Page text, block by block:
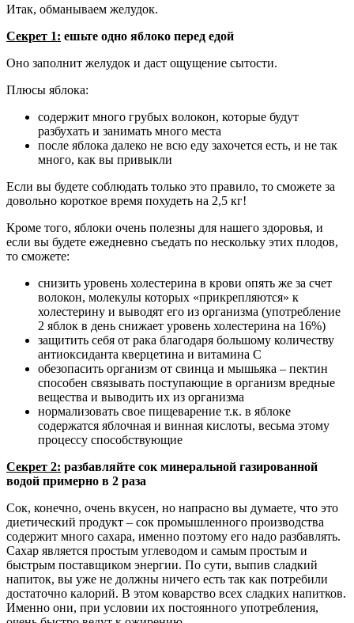
Итак, обманываем желудок.
Секрет 1: ешьте одно яблоко перед едой
Оно заполнит желудок и даст ощущение сытости.
Плюсы яблока:
содержит много грубых волокон, которые будут
разбухать и занимать много места
после яблока далеко не всю еду захочется есть, и не так
много, как вы привыкли
Если вы будете соблюдать только это правило, то сможете за
довольно короткое время похудеть на 2,5 кг!
Кроме того, яблоки очень полезны для нашего здоровья, и
если вы будете ежедневно съедать по нескольку этих плодов,
то сможете:
снизить уровень холестерина в крови опять же за счет
волокон, молекулы которых «прикрепляются» к
холестерину и выводят его из организма (употребление
2 яблок в день снижает уровень холестерина на 16%)
защитить себя от рака благодаря большому количеству
антиоксиданта кверцетина и витамина С
обезопасить организм от свинца и мышьяка – пектин
способен связывать поступающие в организм вредные
вещества и выводить их из организма
нормализовать свое пищеварение т.к. в яблоке
содержатся яблочная и винная кислоты, весьма этому
процессу способствующие
Секрет 2: разбавляйте сок минеральной газированной
водой примерно в 2 раза
Сок, конечно, очень вкусен, но напрасно вы думаете, что это
диетический продукт – сок промышленного производства
содержит много сахара, именно поэтому его надо разбавлять.
Сахар является простым углеводом и самым простым и
быстрым поставщиком энергии. По сути, выпив сладкий
напиток, вы уже не должны ничего есть так как потребили
достаточно калорий. В этом коварство всех сладких напитков.
Именно они, при условии их постоянного употребления,